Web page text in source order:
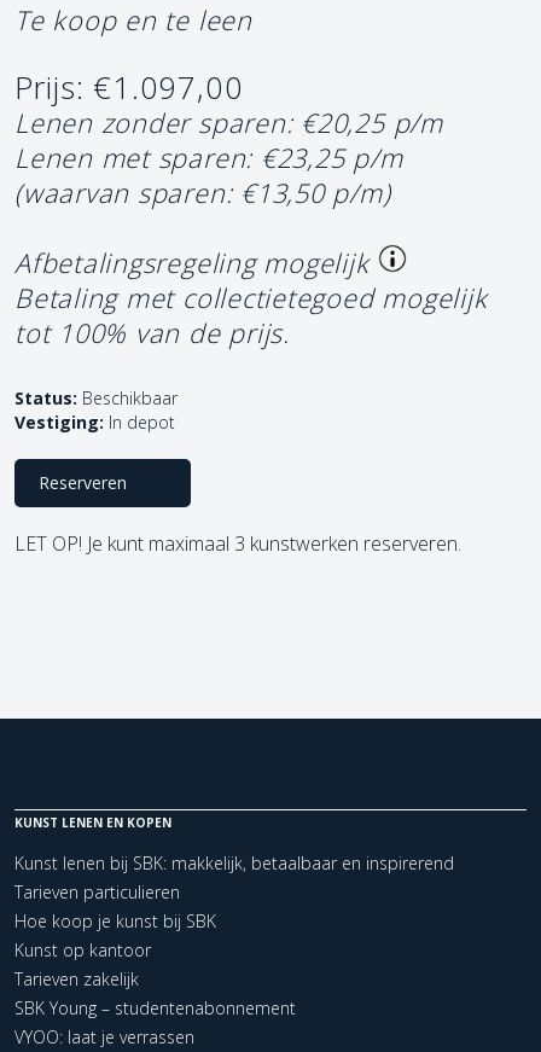
Te koop en te leen
Prijs: €1.097,00
Lenen zonder sparen: €20,25 p/m
Lenen met sparen: €23,25 p/m
(waarvan sparen: €13,50 p/m)
Afbetalingsregeling mogelijk
Betaling met collectietegoed mogelijk
tot 100% van de prijs.
Status: Beschikbaar
Vestiging: In depot
Reserveren
LET OP! Je kunt maximaal 3 kunstwerken reserveren.
KUNST LENEN EN KOPEN
Kunst lenen bij SBK: makkelijk, betaalbaar en inspirerend
Tarieven particulieren
Hoe koop je kunst bij SBK
Kunst op kantoor
Tarieven zakelijk
SBK Young – studentenabonnement
VYOO: laat je verrassen